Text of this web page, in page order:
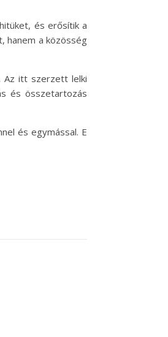
és erősítik a
hanem a közösség
Az itt szerzett lelki
és összetartozás
és egymással. E